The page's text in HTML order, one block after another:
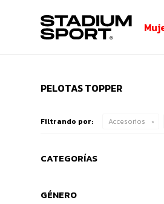
PELOTAS TOPPER
Filtrando por: Accesorios
CATEGORÍAS
GÉNERO